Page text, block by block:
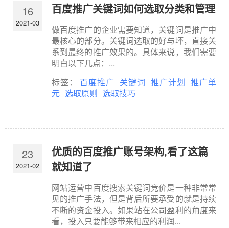
16
2021-03
百度推广关键词如何选取分类和管理
做百度推广的企业需要知道，关键词是推广中
最核心的部分。关键词选取的好与坏，直接关
系到最终的推广效果的。具体来说，我们需要
明白以下几点：...
标签： 百度推广 关键词 推广计划 推广单
元 选取原则 选取技巧
23
2021-02
优质的百度推广账号架构,看了这篇
就知道了
网站运营中百度搜索关键词竞价是一种非常常
见的推广手法，但是背后所要承受的就是持续
不断的资金投入。如果站在公司盈利的角度来
看，投入只要能够带来相应的利润...